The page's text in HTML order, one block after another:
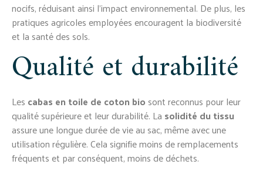
nocifs, réduisant ainsi l’impact environnemental. De plus, les
pratiques agricoles employées encouragent la biodiversité
et la santé des sols.
Qualité et durabilité
Les cabas en toile de coton bio sont reconnus pour leur
qualité supérieure et leur durabilité. La solidité du tissu
assure une longue durée de vie au sac, même avec une
utilisation régulière. Cela signifie moins de remplacements
fréquents et par conséquent, moins de déchets.